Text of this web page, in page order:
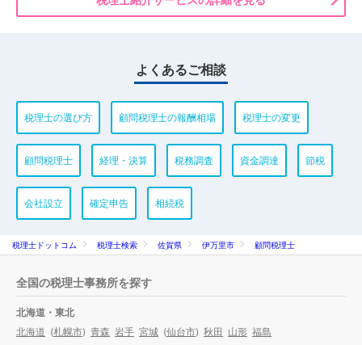
よくあるご相談
税理士の選び方 顧問税理士の報酬相場 税理士の変更
顧問税理士 経理・決算 税務調査 資金調達 節税
会社設立 確定申告 相続税
税理士ドットコム 税理士検索 佐賀県 伊万里市 顧問税理士
全国の税理士事務所を探す
北海道・東北
北海道 (札幌市) 青森 岩手 宮城 (仙台市) 秋田 山形 福島